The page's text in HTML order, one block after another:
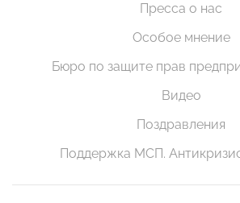
Пресса о нас
Особое мнение
Бюро по защите прав
Видео
Поздравления
Поддержка МСП.